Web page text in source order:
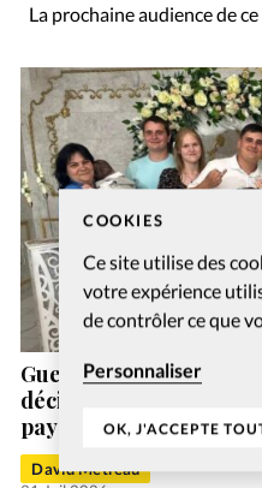
COOKIES
Ce site utilise des
votre expérience
de contrôler ce que
Personnaliser
OK, J'ACCEPTE
La prochaine audience de
Guerre en Ukraine:
décimée par une
pays
David Métreau